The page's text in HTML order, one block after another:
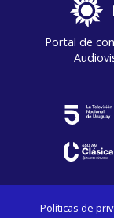
Portal de
Políticas de